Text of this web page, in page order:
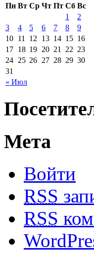
Пн Вт Ср Чт Пт Сб Вс
« Июл
1
2
3
4 5 6 7 8
9
10 11 12 13 14 15 16
17 18 19 20 21 22 23
24 25 26 27 28 29 30
31
Мета
Войти
RSS
RSS